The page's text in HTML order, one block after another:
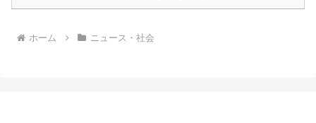
ホーム ニュース・社会